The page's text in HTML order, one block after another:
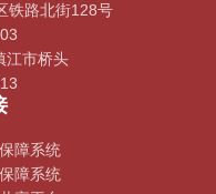
铁路北街128号
江市桥头
障系统
障系统